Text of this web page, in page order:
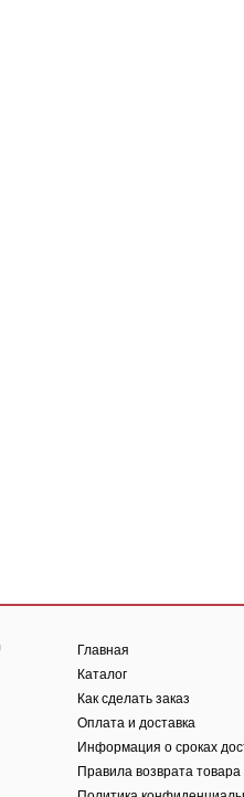
Главная
Каталог
Как сделать заказ
Оплата и доставка
Информация о сроках
Правила возврата товара